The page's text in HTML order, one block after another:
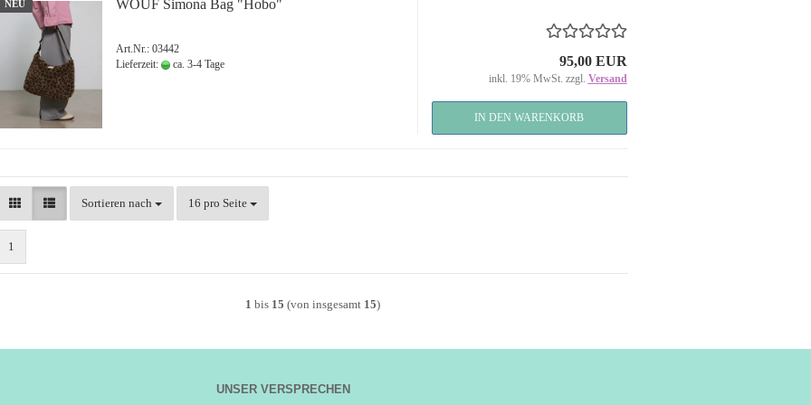
NEU WOUF Simona Bag "Hobo"
Art.Nr.: 03442
Lieferzeit:
ca. 3-4 Tage 95,00 EUR
inkl. 19% MwSt. zzgl. Versand
IN DEN WARENKORB
Sortieren nach
Sortieren nach 16 pro Seite
pro Seite
1
1 bis 15 (von insgesamt 15)
UNSER VERSPRECHEN